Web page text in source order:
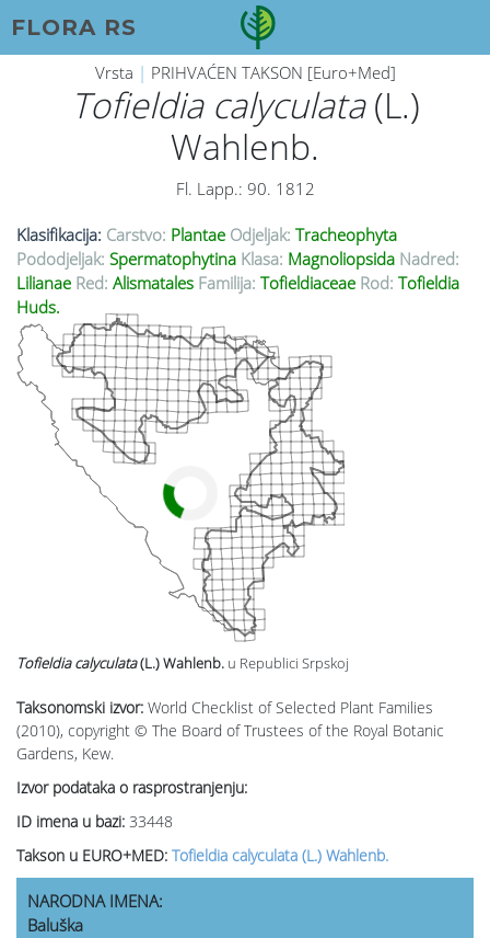
FLORA RS
Vrsta | PRIHVAĆEN TAKSON [Euro+Med]
Tofieldia calyculata(L.)
Wahlenb.
Fl. Lapp.: 90. 1812
Klasifikacija: Carstvo: Plantae Odjeljak: Tracheophyta
Pododjeljak: Spermatophytina Klasa: Magnoliopsida Nadred:
Lilianae Red: Alismatales Familija: Tofieldiaceae Rod: Tofieldia
Huds.
Taksonomski izvor: World Checklist of Selected Plant Families
(2010), copyright © The Board of Trustees of the Royal Botanic
Gardens, Kew.
Izvor podataka o rasprostranjenju:
ID imena u bazi: 33448
Takson u EURO+MED: Tofieldia calyculata (L.) Wahlenb.
Tofieldia calyculata(L.) Wahlenb. u Republici Srpskoj
NARODNA IMENA:
Baluška